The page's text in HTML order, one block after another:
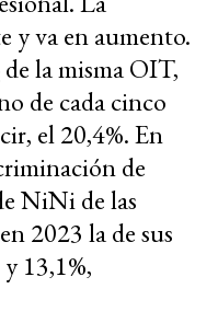
y va en aumento.
de la misma OIT,
de cada cinco
el 20,4%. En
de
NiNi de las
2023 la de sus
13,1%,